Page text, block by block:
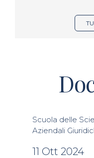
Scuola delle
Aziendali
11 Ott 2024